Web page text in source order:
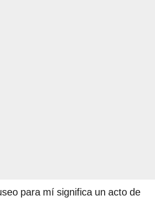
para mí significa un acto de